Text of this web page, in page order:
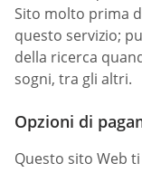
Sito molto prima
questo servizio;
della ricerca
sogni, tra gli altri.
Opzioni di
Questo sito Web